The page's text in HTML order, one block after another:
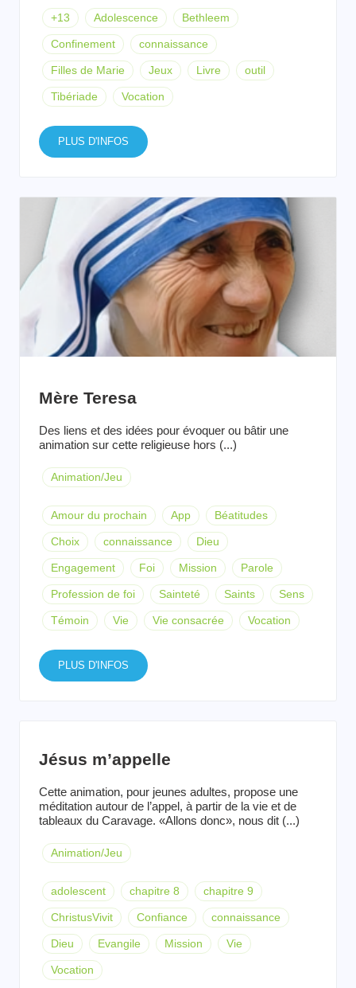
+13 Adolescence Bethleem
Confinement connaissance
Filles de Marie Jeux Livre outil
Tibériade Vocation
PLUS D'INFOS
Mère Teresa
Des liens et des idées pour évoquer ou bâtir une
animation sur cette religieuse hors (...)
Animation/Jeu
Amour du prochain App Béatitudes
Choix connaissance Dieu
Engagement Foi Mission Parole
Profession de foi Sainteté Saints Sens
Témoin Vie Vie consacrée Vocation
PLUS D'INFOS
Jésus m’appelle
Cette animation, pour jeunes adultes, propose une
méditation autour de l’appel, à partir de la vie et de
tableaux du Caravage. «Allons donc», nous dit (...)
Animation/Jeu
adolescent chapitre 8 chapitre 9
ChristusVivit Confiance connaissance
Dieu Evangile Mission Vie
Vocation